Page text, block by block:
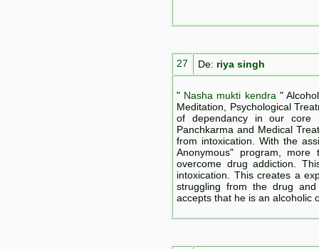
27 De: riya singh
" Nasha mukti kendra "
Meditation, Psychological
of dependancy in our core
Panchkarma and Medical
from intoxication. With the
Anonymous" program,
overcome drug addiction.
intoxication. This creates a
struggling from the drug
accepts that he is an alcoholic